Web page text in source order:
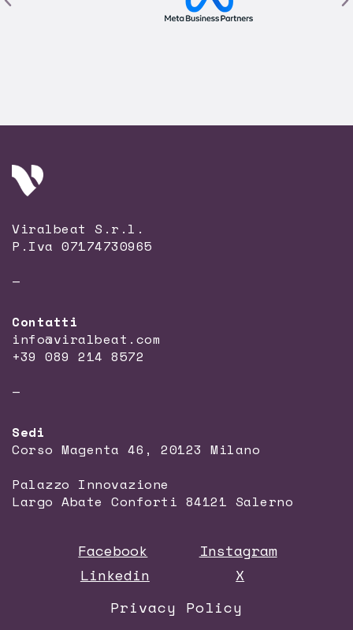
Viralbeat S.r.l.
P.Iva 07174730965
—
Contatti
info@viralbeat.com
+39 089 214 8572
—
Sedi
Corso Magenta 46, 20123 Milano
Palazzo Innovazione
Largo Abate Conforti 84121 Salerno
Facebook
Instagram
Linkedin
X
Privacy Policy